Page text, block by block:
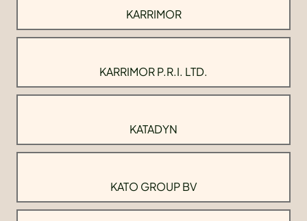
KARRIMOR
KARRIMOR P.R.I. LTD.
KATADYN
KATO GROUP BV